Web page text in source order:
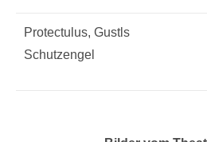
Protectulus, Gustls
Schutzengel